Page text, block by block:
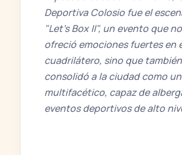
Deportiva Colosio fue el
"Let’s Box II", un evento que
ofreció emociones fuertes en
cuadrilátero, sino que también
consolidó a la ciudad como
multifacético, capaz de
eventos deportivos de alto